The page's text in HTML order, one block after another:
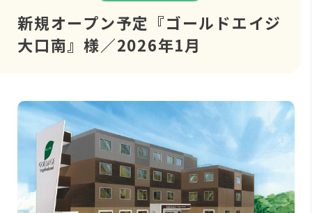
新規オープン予定『ゴールドエイジ
大口南』様／2026年1月